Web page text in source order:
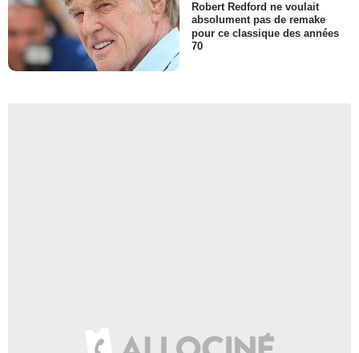
Robert Redford ne voulait
absolument pas de remake
pour ce classique des années
70